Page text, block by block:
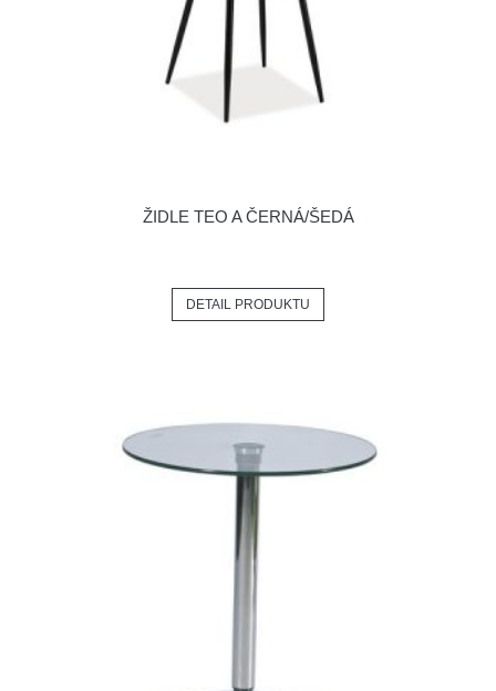
ŽIDLE TEO A ČERNÁ/ŠEDÁ
DETAIL PRODUKTU